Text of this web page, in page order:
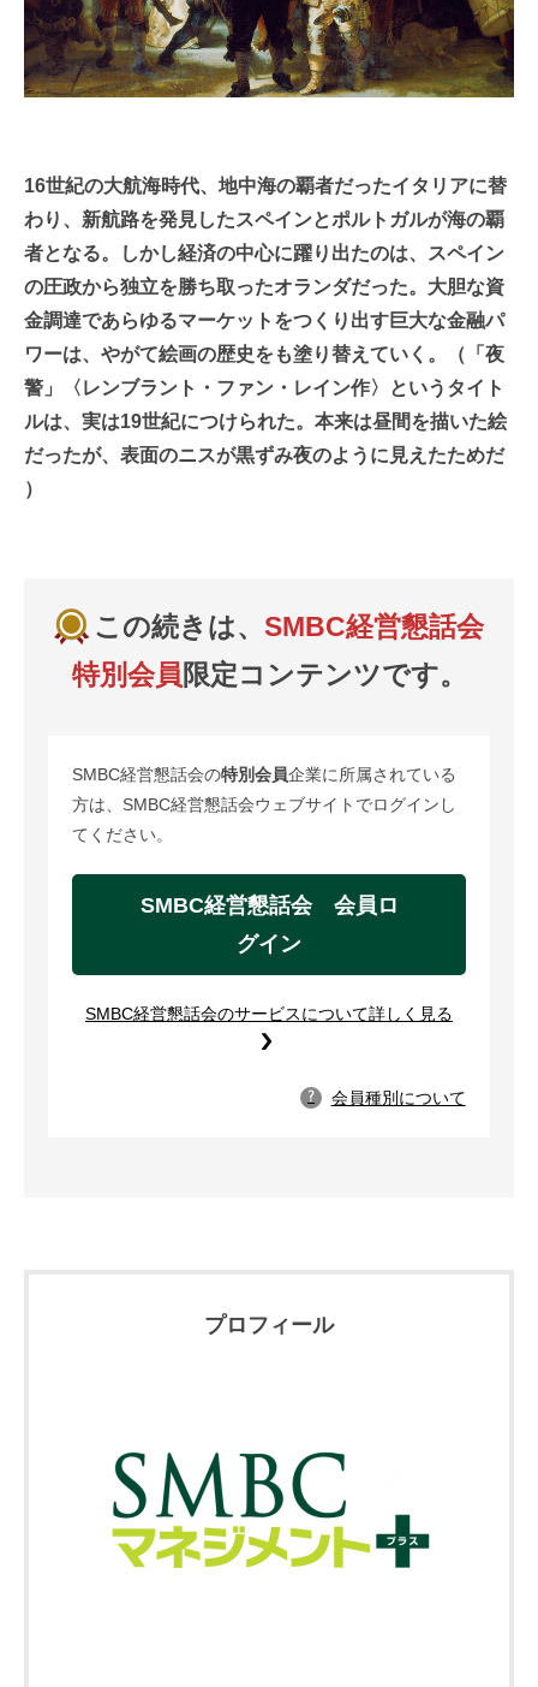
本サイトのご利用にあたって
お問い合わせ
運営会社
16世紀の大航海時代、地中海の覇者だったイタリアに替
わり、新航路を発見したスペインとポルトガルが海の覇
者となる。しかし経済の中心に躍り出たのは、スペイン
の圧政から独立を勝ち取ったオランダだった。大胆な資
金調達であらゆるマーケットをつくり出す巨大な金融パ
ワーは、やがて絵画の歴史をも塗り替えていく。（「夜
警」〈レンブラント・ファン・レイン作〉というタイト
ルは、実は19世紀につけられた。本来は昼間を描いた絵
だったが、表面のニスが黒ずみ夜のように見えたためだ
）
この続きは、SMBC経営懇話会
特別会員 限定コンテンツです。
SMBC経営懇話会の特別会員企業に所属されている
方は、SMBC経営懇話会ウェブサイトでログインし
てください。
SMBC経営懇話会 会員ロ
グイン
SMBC経営懇話会のサービスについて詳しく見る
? 会員種別について
プロフィール